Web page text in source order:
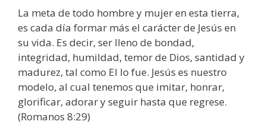
La meta de todo hombre y mujer en esta tierra,
es cada día formar más el carácter de Jesús en
su vida. Es decir, ser lleno de bondad,
integridad, humildad, temor de Dios, santidad y
madurez, tal como El lo fue. Jesús es nuestro
modelo, al cual tenemos que imitar, honrar,
glorificar, adorar y seguir hasta que regrese.
(Romanos 8:29)